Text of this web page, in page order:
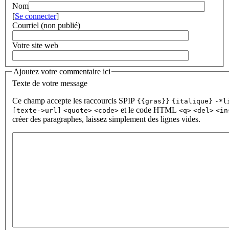
Nom
[Se connecter]
Courriel (non publié)
Votre site web
Ajoutez votre commentaire ici
Texte de votre message
Ce champ accepte les raccourcis SPIP {{gras}} {italique} -
[texte->url]
<quote> <code> et le code HTML <q> <del>
créer des paragraphes, laissez simplement des lignes vides.